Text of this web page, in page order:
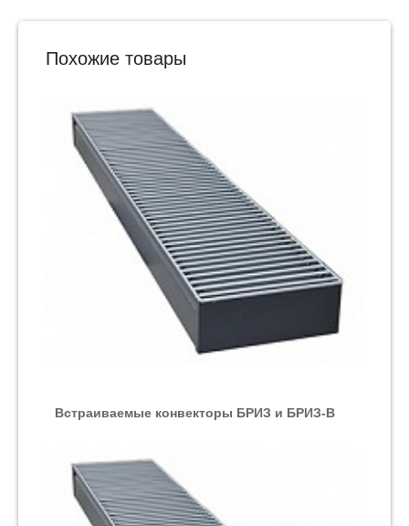
Похожие товары
Встраиваемые конвекторы БРИЗ и БРИЗ-В